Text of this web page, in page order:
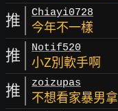
推 Chiayi0728
今年不一樣
推 Notif520
小Z別軟手啊
推 zoizupas
不想看家暴男拿